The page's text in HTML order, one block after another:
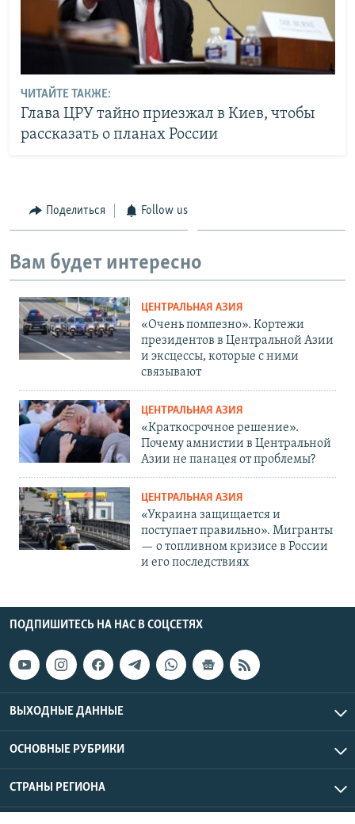
ЧИТАЙТЕ ТАКЖЕ:
Глава ЦРУ тайно приезжал в Киев, чтобы
рассказать о планах России
Поделиться Follow us
Вам будет интересно
ЦЕНТРАЛЬНАЯ АЗИЯ
«Очень помпезно». Кортежи
президентов в Центральной Азии
и эксцессы, которые с ними
связывают
ЦЕНТРАЛЬНАЯ АЗИЯ
«Краткосрочное решение».
Почему амнистии в Центральной
Азии не панацея от проблемы?
ЦЕНТРАЛЬНАЯ АЗИЯ
«Украина защищается и
поступает правильно». Мигранты
— о топливном кризисе в России
и его последствиях
ПОДПИШИТЕСЬ НА НАС В СОЦСЕТЯХ
ВЫХОДНЫЕ ДАННЫЕ
ОСНОВНЫЕ РУБРИКИ
СТРАНЫ РЕГИОНА